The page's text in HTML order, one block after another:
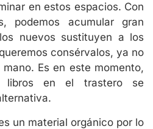
en estos espacios. Con
podemos acumular gran
nuevos sustituyen a los
consérvalos, ya no
Es en este momento,
libros en el trastero se
un material orgánico por lo